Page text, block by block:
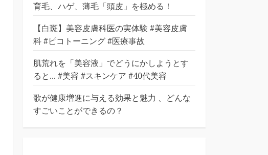
育毛、ハゲ、薄毛「頭皮」を極める！
【白斑】美容皮膚科医の実体験 #美容皮膚
科 #ピコトーニング #医療事故
肌荒れを「美容液」でどうにかしようとす
ると... #美容 #スキンケア #40代美容
歌が健康増進に与える効果と魅力 、どんな
すごいことができるの？